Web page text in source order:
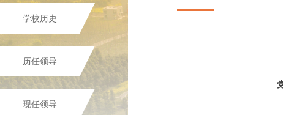
学校历史
历任领导
现任领导